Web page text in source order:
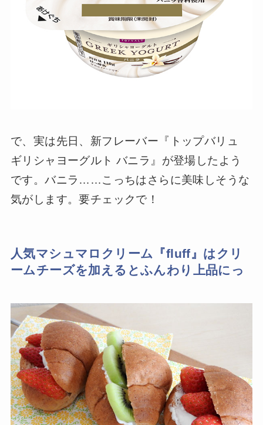
で、実は先日、新フレーバー『トップバリュ
ギリシャヨーグルト バニラ』が登場したよう
です。バニラ……こっちはさらに美味しそうな
気がします。要チェックで！
人気マシュマロクリーム『fluff』はクリ
ームチーズを加えるとふんわり上品にっ